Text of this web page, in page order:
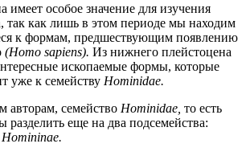
имеет особое значение для изучения
так как лишь в этом периоде мы находим
к формам, предшествующим появлению
(Homo sapiens). Из нижнего плейстоцена
ископаемые формы, которые
уже к семейству Hominidae.
авторам, семейство Hominidae, то есть
разделить еще на два подсемейства:
Нотiпiпае.